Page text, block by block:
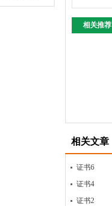
相关推荐
相关文章
证书6
证书4
证书2